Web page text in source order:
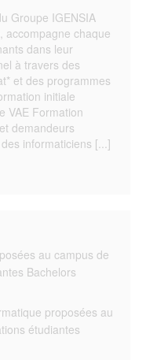
Groupe IGENSIA
accompagne chaque
dans leur
à travers des
et des programmes
initiale
VAE Formation
demandeurs
des informaticiens [...]
au campus de
Bachelors
proposées au
étudiantes